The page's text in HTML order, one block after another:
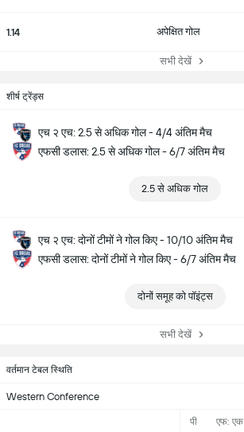
1.14 अपेक्षित गोल
सभी देखें
शीर्ष ट्रेंड्स
एच २ एच: 2.5 से अधिक गोल - 4/4 अंतिम मैच
एफसी डलास: 2.5 से अधिक गोल - 6/7 अंतिम मैच
2.5 से अधिक गोल
एच २ एच: दोनों टीमों ने गोल किए - 10/10 अंतिम मैच
एफसी डलास: दोनों टीमों ने गोल किए - 6/7 अंतिम मैच
दोनों समूह को पॉइंट्स
सभी देखें
वर्तमान टेबल स्थिति
Western Conference
पी एफ: एक